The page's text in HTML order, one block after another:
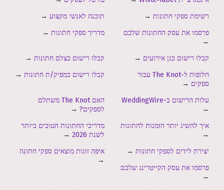
תוכנה לאנשי מקצוע → רשימת ספקי חתונות →
מדריך ספקי חתונות →
פרסמו את עסק החתונות שלכם
→
קבלו רישום כצלם חתונות → קבלו רישום כגן אירועים →
קבלו רישום כמפיק/ת חתונות →
חלופות ל-The Knot עבור
ספקים →
האם The Knot משתלם
לספקים? →
עלות הרישום ב-WeddingWire
→
מדריכי החתונות הטובים ביותר
לשנת 2026
→
איך להשיג יותר הזמנות לחתונות
→
איפה זוגות מוצאים ספקי חתונה
→
יצירת לידים לספקי חתונות →
פרסמו את עסק הקייטרינג שלכם
→